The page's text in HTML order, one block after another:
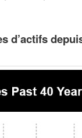
d’actifs